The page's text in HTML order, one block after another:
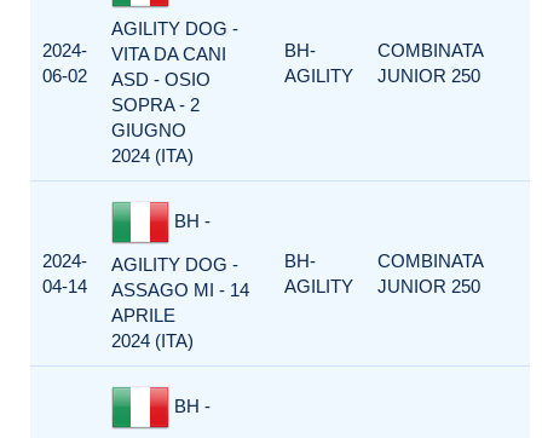
2024-
06-02
AGILITY DOG -
VITA DA CANI
ASD - OSIO
SOPRA - 2
GIUGNO
2024 (ITA)
BH-
AGILITY
COMBINATA
JUNIOR 250
2024-
04-14
BH -
AGILITY DOG -
ASSAGO MI - 14
APRILE
2024 (ITA)
BH-
AGILITY
COMBINATA
JUNIOR 250
BH -